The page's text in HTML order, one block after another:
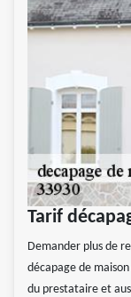
Tarif
Demander plus de
décapage de
du prestataire et